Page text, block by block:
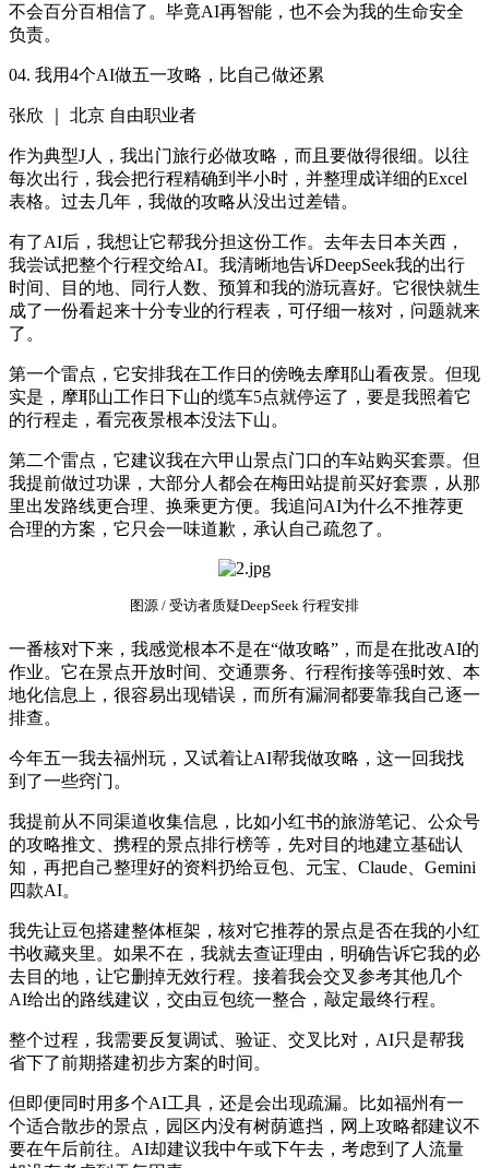
不会百分百相信了。毕竟AI再智能，也不会为我的生命安全
负责。
04. 我用4个AI做五一攻略，比自己做还累
张欣 ｜ 北京 自由职业者
作为典型J人，我出门旅行必做攻略，而且要做得很细。以往
每次出行，我会把行程精确到半小时，并整理成详细的Excel
表格。过去几年，我做的攻略从没出过差错。
有了AI后，我想让它帮我分担这份工作。去年去日本关西，
我尝试把整个行程交给AI。我清晰地告诉DeepSeek我的出行
时间、目的地、同行人数、预算和我的游玩喜好。它很快就生
成了一份看起来十分专业的行程表，可仔细一核对，问题就来
了。
第一个雷点，它安排我在工作日的傍晚去摩耶山看夜景。但现
实是，摩耶山工作日下山的缆车5点就停运了，要是我照着它
的行程走，看完夜景根本没法下山。
第二个雷点，它建议我在六甲山景点门口的车站购买套票。但
我提前做过功课，大部分人都会在梅田站提前买好套票，从那
里出发路线更合理、换乘更方便。我追问AI为什么不推荐更
合理的方案，它只会一味道歉，承认自己疏忽了。
图源 / 受访者质疑DeepSeek 行程安排
一番核对下来，我感觉根本不是在“做攻略”，而是在批改AI的
作业。它在景点开放时间、交通票务、行程衔接等强时效、本
地化信息上，很容易出现错误，而所有漏洞都要靠我自己逐一
排查。
今年五一我去福州玩，又试着让AI帮我做攻略，这一回我找
到了一些窍门。
我提前从不同渠道收集信息，比如小红书的旅游笔记、公众号
的攻略推文、携程的景点排行榜等，先对目的地建立基础认
知，再把自己整理好的资料扔给豆包、元宝、Claude、Gemini
四款AI。
我先让豆包搭建整体框架，核对它推荐的景点是否在我的小红
书收藏夹里。如果不在，我就去查证理由，明确告诉它我的必
去目的地，让它删掉无效行程。接着我会交叉参考其他几个
AI给出的路线建议，交由豆包统一整合，敲定最终行程。
整个过程，我需要反复调试、验证、交叉比对，AI只是帮我
省下了前期搭建初步方案的时间。
但即便同时用多个AI工具，还是会出现疏漏。比如福州有一
个适合散步的景点，园区内没有树荫遮挡，网上攻略都建议不
要在午后前往。AI却建议我中午或下午去，考虑到了人流量